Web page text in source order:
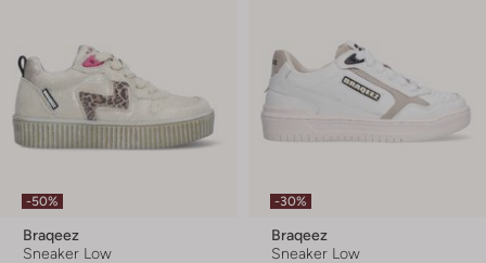
-50%
Braqeez
Sneaker Low
-30%
Braqeez
Sneaker Low